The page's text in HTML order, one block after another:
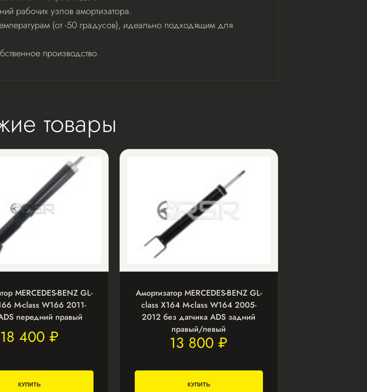
рабочих узлов амортизатора.
(от -50 градусов), идеально подходящим для
производство.
товары
MERCEDES-BENZ GL-
M-class W166 2011-
передний правый
18 400 ₽
КУПИТЬ
Амортизатор MERCEDES-BENZ GL-
class X164 M-class W164 2005-
2012 без датчика ADS задний
правый/левый
13 800 ₽
КУПИТЬ